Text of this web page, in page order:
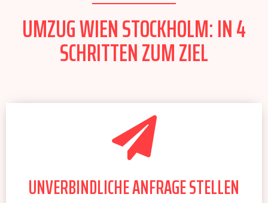
UMZUG WIEN STOCKHOLM: IN 4
SCHRITTEN ZUM ZIEL
UNVERBINDLICHE ANFRAGE STELLEN